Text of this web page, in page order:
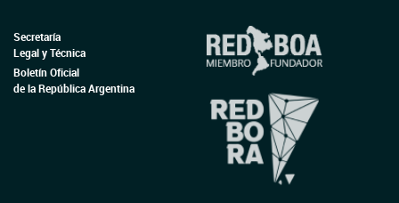
Secretaría
Legal y Técnica
Boletín Oficial
de la República Argentina